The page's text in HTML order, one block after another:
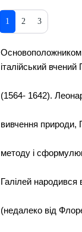
1 2 3
Основоположником
італійський вчений
(1564- 1642).
вивчення природи,
методу і
Галілей народився
(недалеко від